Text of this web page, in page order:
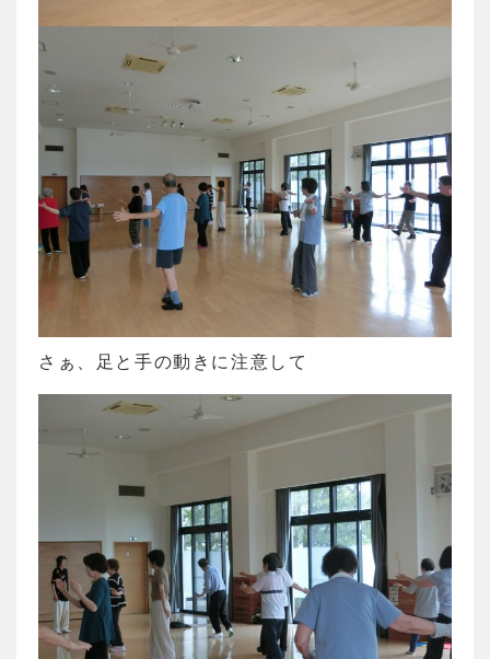
さぁ、足と手の動きに注意して